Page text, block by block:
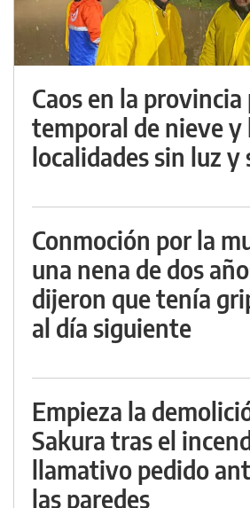
Caos en la provincia
temporal de nieve y
localidades sin luz y
Conmoción por la
una nena de dos
dijeron que tenía
al día siguiente
Empieza la
Sakura tras el
llamativo pedido
las paredes